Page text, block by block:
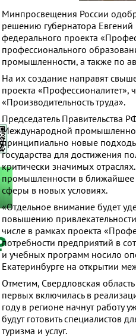
Минпросвещения России
решению губернатора
федерального проекта
профессионального
промышленности, а также по
На их создание направят
проекта «Профессионалитет»,
«Производительность труда».
Председатель Правительства
Международной
принципиально новые
государства для достижения
критически значимых
промышленности в ближайшее
сферы в новых условиях.
«Отдельное внимание будет
повышению
числе в рамках проекта
потребности предприятий в
и учебных программ носило
Екатеринбурге на открытии
Отметим, Свердловская
первых включилась в
году в регионе начнут работу
будут готовить специалистов
туризма и услуг.